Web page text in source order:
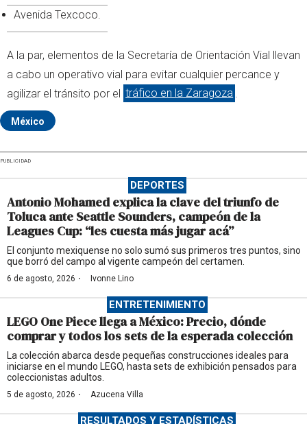
Avenida Texcoco.
A la par, elementos de la Secretaría de Orientación Vial llevan
a cabo un operativo vial para evitar cualquier percance y
agilizar el tránsito por el tráfico en la Zaragoza
México
PUBLICIDAD
DEPORTES
Antonio Mohamed explica la clave del triunfo de
Toluca ante Seattle Sounders, campeón de la
Leagues Cup: “les cuesta más jugar acá”
El conjunto mexiquense no solo sumó sus primeros tres puntos, sino
que borró del campo al vigente campeón del certamen.
6 de agosto, 2026 · Ivonne Lino
ENTRETENIMIENTO
LEGO One Piece llega a México: Precio, dónde
comprar y todos los sets de la esperada colección
La colección abarca desde pequeñas construcciones ideales para
iniciarse en el mundo LEGO, hasta sets de exhibición pensados para
coleccionistas adultos.
5 de agosto, 2026 · Azucena Villa
RESULTADOS Y ESTADÍSTICAS